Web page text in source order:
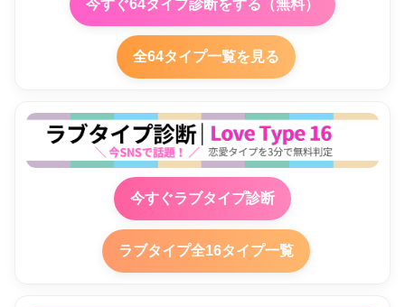
今すぐ64タイプ診断をする（無料）
全64タイプ一覧を見る
今すぐラブタイプ診断
ラブタイプ全16タイプ一覧